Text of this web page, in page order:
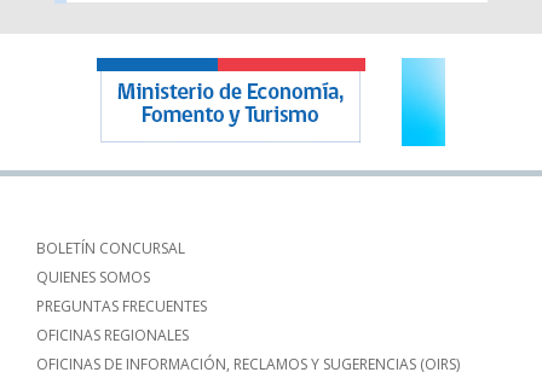
BOLETÍN CONCURSAL
QUIENES SOMOS
PREGUNTAS FRECUENTES
OFICINAS REGIONALES
OFICINAS DE INFORMACIÓN, RECLAMOS Y SUGERENCIAS (OIRS)